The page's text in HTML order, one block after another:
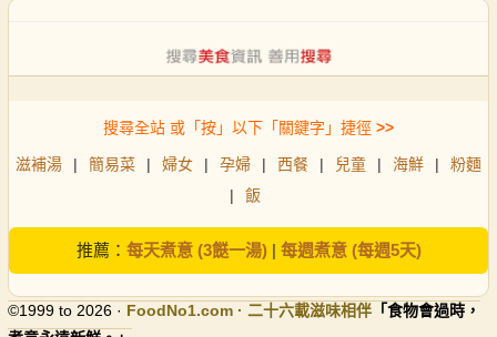
搜尋全站 或「按」以下「關鍵字」捷徑 >>
滋補湯 | 簡易菜 | 婦女 | 孕婦 | 西餐 | 兒童 | 海鮮 |
粉麵
|
飯
推薦： 每天煮意 (3餸一湯)| 每週煮意 (每週5天)
©1999 to 2026 · FoodNo1.com · 二十六載滋味相伴 「食物會過時，